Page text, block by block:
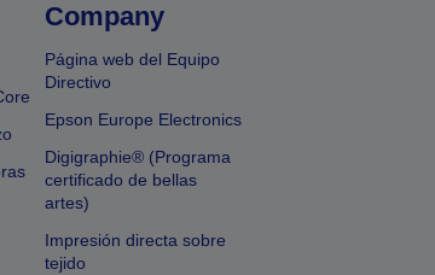
Company
Página web del Equipo
Directivo
Epson Europe Electronics
Digigraphie® (Programa
certificado de bellas
artes)
Impresión directa sobre
tejido